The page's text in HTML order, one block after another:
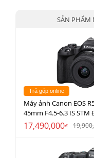
SẢN PHẨM
Trả góp online
Máy ảnh Canon EOS
45mm F4.5-6.3 IS STM
17,490,000đ